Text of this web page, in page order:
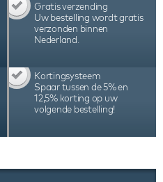
Gratis verzending
Uw bestelling wordt gratis
verzonden binnen
Nederland.
Kortingsysteem
Spaar tussen de 5% en
12,5% korting op uw
volgende bestelling!